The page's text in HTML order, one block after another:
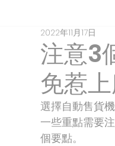
注意3
免惹
2022年11月17日
選擇自動售貨
一些重點需要
個要點。